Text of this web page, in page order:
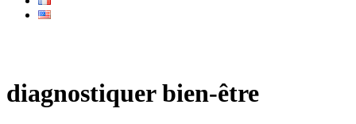
diagnostiquer bien-être